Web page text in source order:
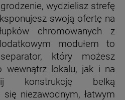
wydzielisz strefę
swoją ofertę na
chromowanych z
modułem to
który możesz
wewnątrz lokalu, jak i na
konstrukcję belką
niezawodnym, łatwym